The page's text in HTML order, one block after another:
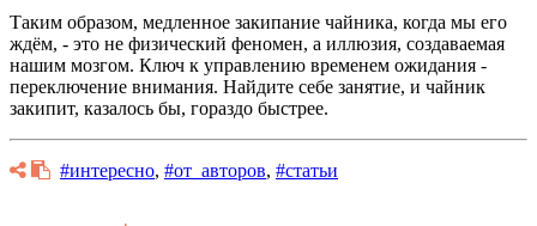
Таким образом, медленное закипание чайника, когда мы его
ждём, - это не физический феномен, а иллюзия, создаваемая
нашим мозгом. Ключ к управлению временем ожидания -
переключение внимания. Найдите себе занятие, и чайник
закипит, казалось бы, гораздо быстрее.
#интересно, #от_авторов, #статьи